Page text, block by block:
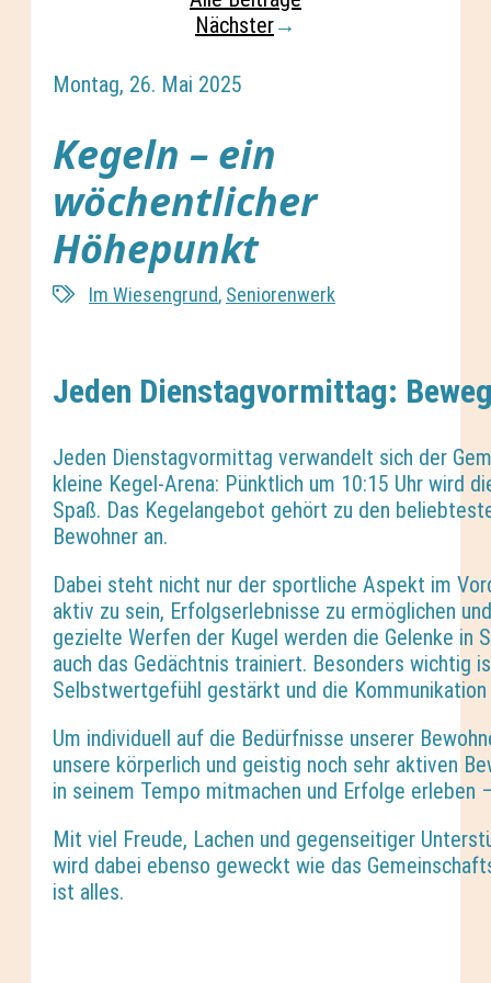
Nächster→
Montag, 26. Mai 2025
Kegeln – ein
wöchentlicher
Höhepunkt
Im Wiesengrund, Seniorenwerk
Jeden Dienstagvormittag:
Jeden Dienstagvormittag verwandelt sich der
kleine Kegel-Arena: Pünktlich um 10:15 Uhr wird
Spaß. Das Kegelangebot gehört zu den
Bewohner an.
Dabei steht nicht nur der sportliche Aspekt im
aktiv zu sein, Erfolgserlebnisse zu ermöglichen
gezielte Werfen der Kugel werden die Gelenke in
auch das Gedächtnis trainiert. Besonders wichtig
Selbstwertgefühl gestärkt und die
Um individuell auf die Bedürfnisse unserer
unsere körperlich und geistig noch sehr aktiven
in seinem Tempo mitmachen und Erfolge erleben
Mit viel Freude, Lachen und gegenseitiger
wird dabei ebenso geweckt wie das
ist alles.